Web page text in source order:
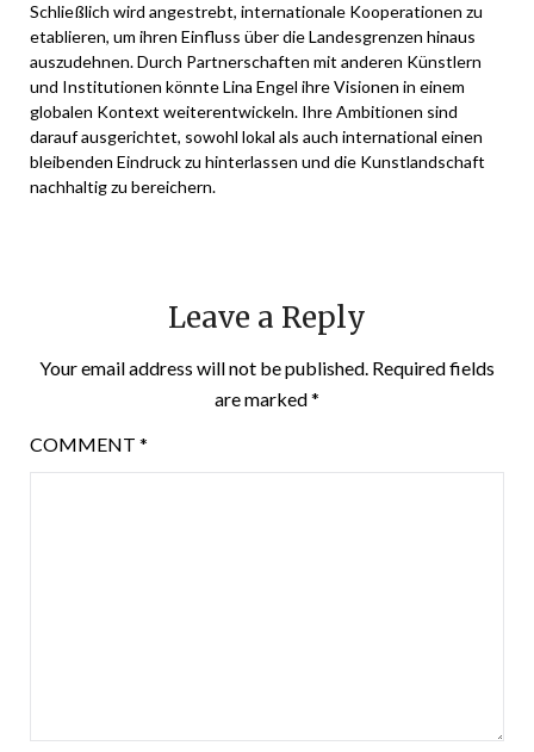
Schließlich wird angestrebt, internationale Kooperationen zu
etablieren, um ihren Einfluss über die Landesgrenzen hinaus
auszudehnen. Durch Partnerschaften mit anderen Künstlern
und Institutionen könnte Lina Engel ihre Visionen in einem
globalen Kontext weiterentwickeln. Ihre Ambitionen sind
darauf ausgerichtet, sowohl lokal als auch international einen
bleibenden Eindruck zu hinterlassen und die Kunstlandschaft
nachhaltig zu bereichern.
Leave a Reply
Your email address will not be published. Required fields
are marked*
COMMENT *